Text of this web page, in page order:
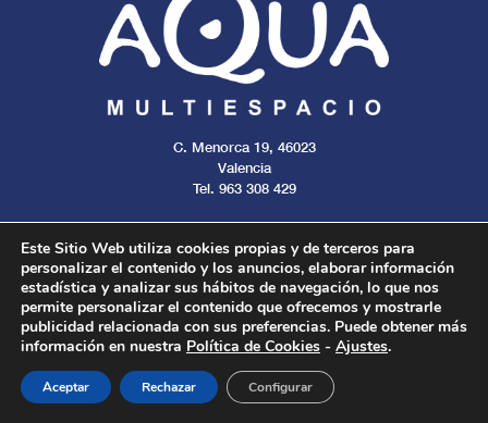
C. Menorca 19, 46023
Valencia
Tel. 963 308 429
Todos los derechos reservados. 2024.
Aviso legal Cookies Privacidad
Este Sitio Web utiliza cookies propias y de terceros para
personalizar el contenido y los anuncios, elaborar información
estadística y analizar sus hábitos de navegación, lo que nos
permite personalizar el contenido que ofrecemos y mostrarle
publicidad relacionada con sus preferencias. Puede obtener más
información en nuestra Política de Cookies - Ajustes.
Aceptar Rechazar Configurar